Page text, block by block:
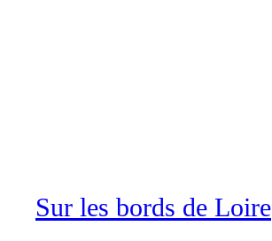
Sur les bords de Loire